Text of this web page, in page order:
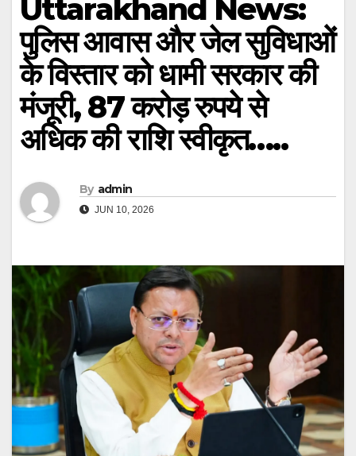
Uttarakhand News:
पुलिस आवास और जेल सुविधाओं
के विस्तार को धामी सरकार की
मंजूरी, 87 करोड़ रुपये से
अधिक की राशि स्वीकृत…..
By admin
JUN 10, 2026